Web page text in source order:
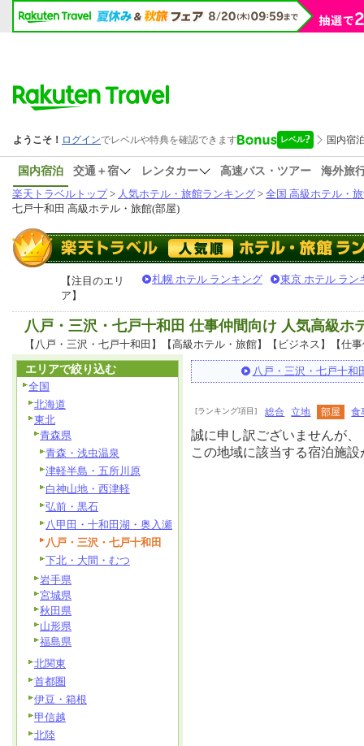
国内宿泊 交通＋宿 レンタカー 高速バス・ツアー
海外旅
楽天トラベルトップ> 人気ホテル・旅館ランキング > 全国 高級ホテル・
七戸十和田 高級ホテル・旅館(部屋)
【注目のエリ
ア】
札幌 ホテル ランキング 東京 ホテル ラン
八戸・三沢・七戸十和田 仕事仲間向け 人気高級
【八戸・三沢・七戸十和田】【高級ホテル・旅館】【ビジネス】【仕
八戸・三沢・七戸十和
[ランキング項目] 総合 立地 部屋 食
誠に申し訳ございませんが、
この地域に該当する宿泊施
エリアで絞り込む
全国
北海道
東北
青森県
青森・浅虫温泉
津軽半島・五所川原
白神山地・西津軽
弘前・黒石
八甲田・十和田湖・奥入瀬
八戸・三沢・七戸十和田
下北・大間・むつ
岩手県
宮城県
秋田県
山形県
福島県
北関東
首都圏
伊豆・箱根
甲信越
北陸